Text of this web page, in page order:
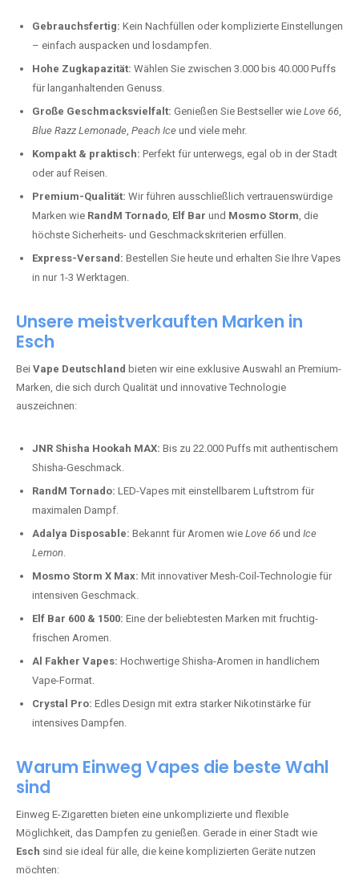
Gebrauchsfertig: Kein Nachfüllen oder komplizierte Einstellungen
– einfach auspacken und losdampfen.
Hohe Zugkapazität: Wählen Sie zwischen 3.000 bis 40.000 Puffs
für langanhaltenden Genuss.
Große Geschmacksvielfalt: Genießen Sie Bestseller wie Love 66,
Blue Razz Lemonade, Peach Ice und viele mehr.
Kompakt & praktisch: Perfekt für unterwegs, egal ob in der Stadt
oder auf Reisen.
Premium-Qualität: Wir führen ausschließlich vertrauenswürdige
Marken wie RandM Tornado, Elf Bar und Mosmo Storm, die
höchste Sicherheits- und Geschmackskriterien erfüllen.
Express-Versand: Bestellen Sie heute und erhalten Sie Ihre Vapes
in nur 1-3 Werktagen.
Unsere meistverkauften Marken in
Esch
Bei Vape Deutschland bieten wir eine exklusive Auswahl an Premium-
Marken, die sich durch Qualität und innovative Technologie
auszeichnen:
JNR Shisha Hookah MAX: Bis zu 22.000 Puffs mit authentischem
Shisha-Geschmack.
RandM Tornado: LED-Vapes mit einstellbarem Luftstrom für
maximalen Dampf.
Adalya Disposable: Bekannt für Aromen wie Love 66 und Ice
Lemon.
Mosmo Storm X Max: Mit innovativer Mesh-Coil-Technologie für
intensiven Geschmack.
Elf Bar 600 & 1500: Eine der beliebtesten Marken mit fruchtig-
frischen Aromen.
Al Fakher Vapes: Hochwertige Shisha-Aromen in handlichem
Vape-Format.
Crystal Pro: Edles Design mit extra starker Nikotinstärke für
intensives Dampfen.
Warum Einweg Vapes die beste Wahl
sind
Einweg E-Zigaretten bieten eine unkomplizierte und flexible
Möglichkeit, das Dampfen zu genießen. Gerade in einer Stadt wie
Esch sind sie ideal für alle, die keine komplizierten Geräte nutzen
möchten: